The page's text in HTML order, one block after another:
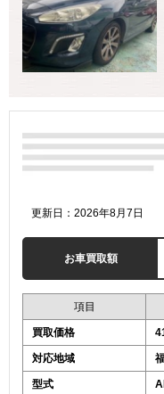
更新日：2026年8月7日
お車買取額
項目
買取価格
対応地域
型式